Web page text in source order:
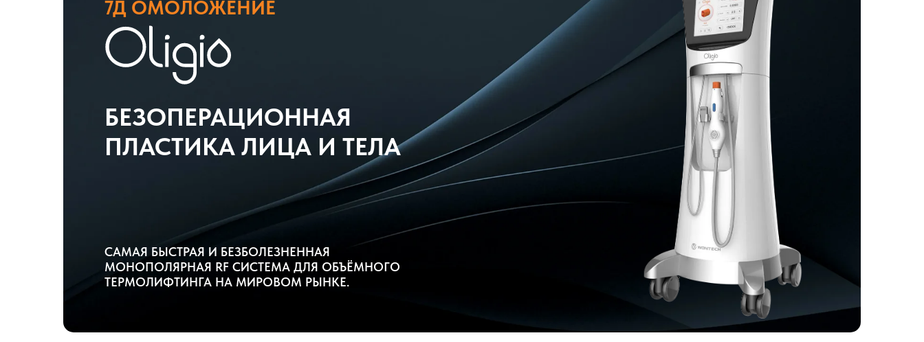
САМАЯ БЫСТРАЯ И БЕЗБОЛЕЗНЕННАЯ
МОНОПОЛЯРНАЯ RF СИСТЕМА ДЛЯ ОБЪЁМНОГО
ТЕРМОЛИФТИНГА НА МИРОВОМ РЫНКЕ.
БЕЗОПЕРАЦИОННАЯ
ПЛАСТИКА ЛИЦА И ТЕЛА
7Д ОМОЛОЖЕНИЕ